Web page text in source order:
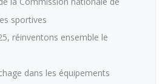
sportives
réinventons ensemble le
dans les équipements